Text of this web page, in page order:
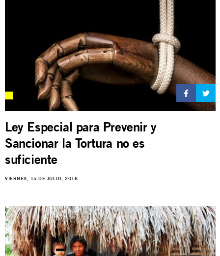
Ley Especial para Prevenir y
Sancionar la Tortura no es
suficiente
VIERNES, 15 DE JULIO, 2016